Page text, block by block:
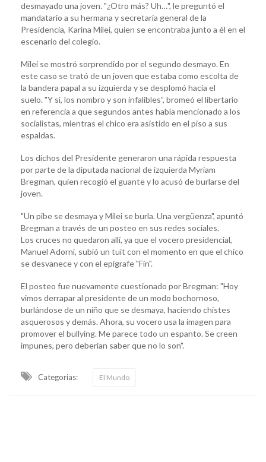
desmayado una joven. "¿Otro más? Uh…", le preguntó el
mandatario a su hermana y secretaria general de la
Presidencia, Karina Milei, quien se encontraba junto a él en el
escenario del colegio.
Milei se mostró sorprendido por el segundo desmayo. En
este caso se trató de un joven que estaba como escolta de
la bandera papal a su izquierda y se desplomó hacia el
suelo. "Y sí, los nombro y son infalibles”, bromeó el libertario
en referencia a que segundos antes había mencionado a los
socialistas, mientras el chico era asistido en el piso a sus
espaldas.
Los dichos del Presidente generaron una rápida respuesta
por parte de la diputada nacional de izquierda Myriam
Bregman, quien recogió el guante y lo acusó de burlarse del
joven.
"Un pibe se desmaya y Milei se burla. Una vergüenza", apuntó
Bregman a través de un posteo en sus redes sociales.
Los cruces no quedaron allí, ya que el vocero presidencial,
Manuel Adorni, subió un tuit con el momento en que el chico
se desvanece y con el epígrafe "Fin".
El posteo fue nuevamente cuestionado por Bregman: "Hoy
vimos derrapar al presidente de un modo bochornoso,
burlándose de un niño que se desmaya, haciendo chistes
asquerosos y demás. Ahora, su vocero usa la imagen para
promover el bullying. Me parece todo un espanto. Se creen
impunes, pero deberían saber que no lo son".
Categorias: El Mundo